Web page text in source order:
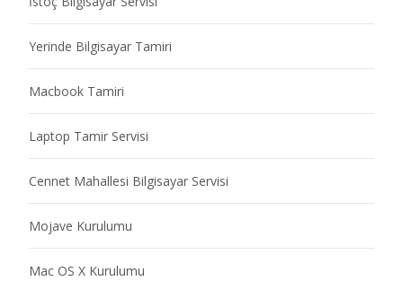
Yerinde Bilgisayar Tamiri
Macbook Tamiri
Laptop Tamir Servisi
Cennet Mahallesi Bilgisayar Servisi
Mojave Kurulumu
Mac OS X Kurulumu